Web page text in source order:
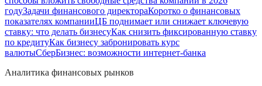
годуЗадачи финансового директораКоротко о финансовых
показателях компанииЦБ поднимает или снижает ключевую
ставку: что делать бизнесуКак снизить фиксированную ставку
по кредитуКак бизнесу забронировать курс
валютыСберБизнес: возможности интернет-банка
Аналитика финансовых рынков